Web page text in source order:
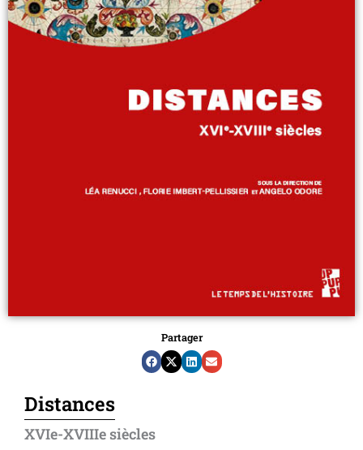
Partager
Distances
XVIe-XVIIIe siècles